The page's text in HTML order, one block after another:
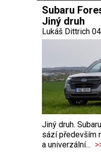
Subaru
Jiný druh
Lukáš Dittrich
Jiný druh.
sází především
a univerzální...